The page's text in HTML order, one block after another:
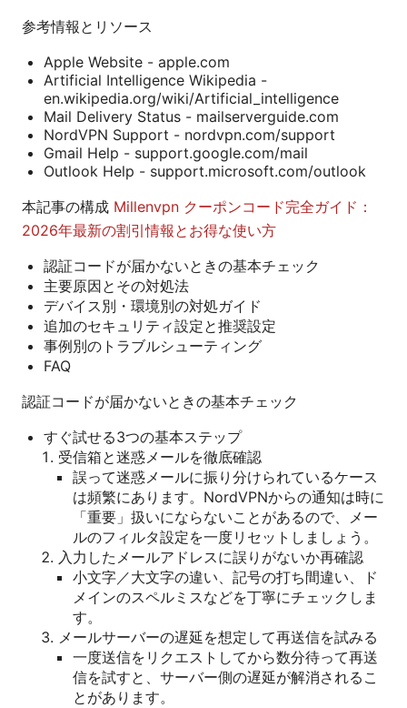
参考情報とリソース
Apple Website - apple.com
Artificial Intelligence Wikipedia -
en.wikipedia.org/wiki/Artificial_intelligence
Mail Delivery Status - mailserverguide.com
NordVPN Support - nordvpn.com/support
Gmail Help - support.google.com/mail
Outlook Help - support.microsoft.com/outlook
本記事の構成 Millenvpn クーポンコード完全ガイド：
2026年最新の割引情報とお得な使い方
認証コードが届かないときの基本チェック
主要原因とその対処法
デバイス別・環境別の対処ガイド
追加のセキュリティ設定と推奨設定
事例別のトラブルシューティング
FAQ
認証コードが届かないときの基本チェック
すぐ試せる3つの基本ステップ
受信箱と迷惑メールを徹底確認
誤って迷惑メールに振り分けられているケース
は頻繁にあります。NordVPNからの通知は時に
「重要」扱いにならないことがあるので、メー
ルのフィルタ設定を一度リセットしましょう。
入力したメールアドレスに誤りがないか再確認
小文字／大文字の違い、記号の打ち間違い、ド
メインのスペルミスなどを丁寧にチェックしま
す。
メールサーバーの遅延を想定して再送信を試みる
一度送信をリクエストしてから数分待って再送
信を試すと、サーバー側の遅延が解消されるこ
とがあります。